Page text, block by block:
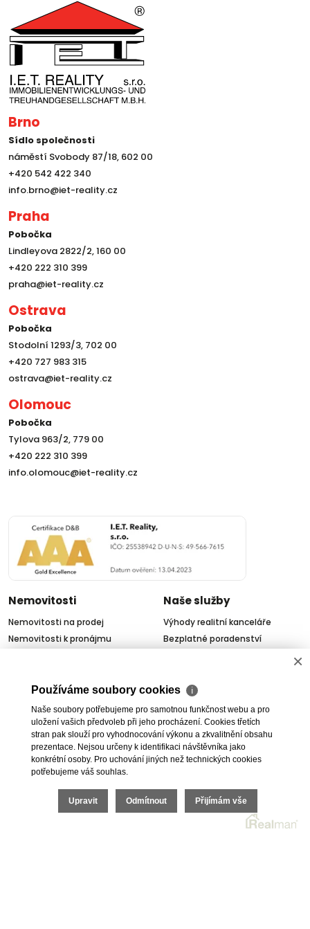
Brno
Sídlo společnosti
náměstí Svobody 87/18, 602 00
+420 542 422 340
info.brno@iet-reality.cz
Praha
Pobočka
Lindleyova 2822/2, 160 00
+420 222 310 399
praha@iet-reality.cz
Ostrava
Pobočka
Stodolní 1293/3, 702 00
+420 727 983 315
ostrava@iet-reality.cz
Olomouc
Pobočka
Tylova 963/2, 779 00
+420 222 310 399
info.olomouc@iet-reality.cz
Nemovitosti
Nemovitosti na prodej
Nemovitosti k pronájmu
Skladové prostory
Kanceláře
Obchody
Naše služby
Výhody realitní kanceláře
Bezplatné poradenství
Geodetické práce
Úschovy kupních cen
Právní servis
Služby developerům
Pojištění
×
Používáme soubory cookies ℹ
Naše soubory potřebujeme pro samotnou funkčnost webu a pro
uložení vašich předvoleb při jeho procházení. Cookies třetích
stran pak slouží pro vyhodnocování výkonu a zkvalitnění obsahu
prezentace. Nejsou určeny k identifikaci návštěvníka jako
konkrétní osoby. Pro uchování jiných než technických cookies
potřebujeme váš souhlas.
Upravit Odmítnout Přijímám vše